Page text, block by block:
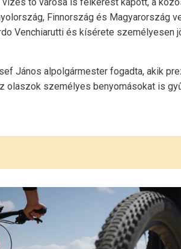
tó városa is felkérést kapott, a
Finnország és Magyarország
Venchiarutti és kísérete
János alpolgármester fogadta, akik
olaszok személyes benyomásokat is